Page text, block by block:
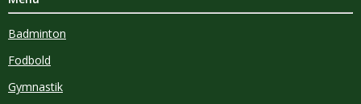
Badminton
Fodbold
Gymnastik